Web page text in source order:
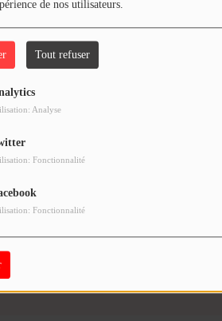
de nos utilisateurs.
Tout refuser
Analyse
Fonctionnalité
Fonctionnalité
Intervention de SunAlpes au lycée
commenter cet article